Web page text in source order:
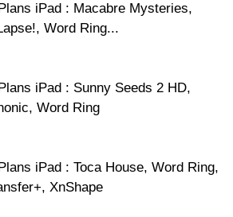
iPad : Macabre Mysteries,
Word Ring...
iPad : Sunny Seeds 2 HD,
Word Ring
iPad : Toca House, Word Ring,
XnShape